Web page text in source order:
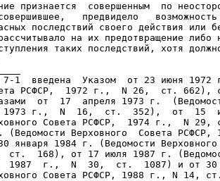
признается  совершенным  по
предвидело   возможность
последствий своего действия или
на их предотвращение либо
таких последствий, хотя
7-1  введена  Указом  от 23 июня 1972
РСФСР,  1972 г.,  N 26,  ст. 662), с
от  17  апреля 1973 г.
1973 г.,  N  16,  ст.  352),  от  15
Совета РСФСР,  1974 г.,  N
(Ведомости Верховного  Совета
января 1984 г. (Ведомости Верховного
168), от 17 июля 1987 г.
1987  г.,  N  30,  ст.  1087) и от 30
Совета РСФСР, 1988 г., N 14,